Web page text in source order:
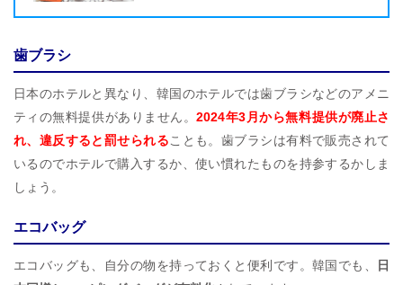
歯ブラシ
日本のホテルと異なり、韓国のホテルでは歯ブラシなどのアメニ
ティの無料提供がありません。2024年3月から無料提供が廃止さ
れ、違反すると罰せられることも。歯ブラシは有料で販売されて
いるのでホテルで購入するか、使い慣れたものを持参するかしま
しょう。
エコバッグ
エコバッグも、自分の物を持っておくと便利です。韓国でも、
日